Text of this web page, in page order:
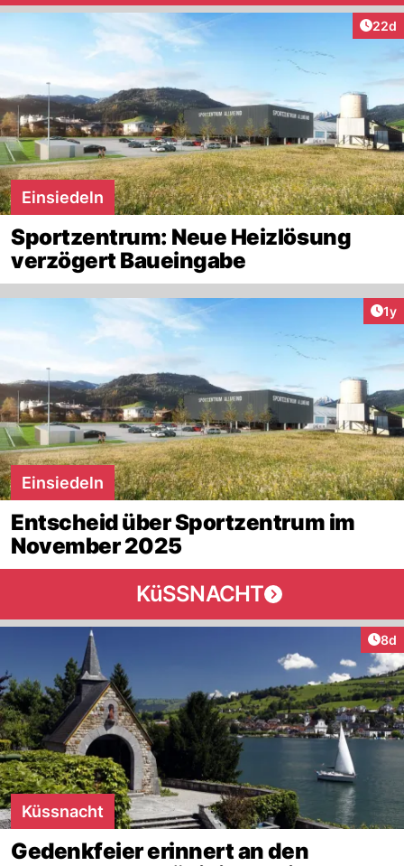
22d
Einsiedeln
Sportzentrum: Neue Heizlösung
verzögert Baueingabe
1y
Einsiedeln
Entscheid über Sportzentrum im
November 2025
KüSSNACHT
8d
Küssnacht
Gedenkfeier erinnert an den